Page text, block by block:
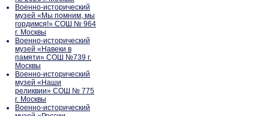
Военно-исторический
музей «Мы помним, мы
гордимся!» СОШ № 964
г. Москвы
Военно-исторический
музей «Навеки в
памяти» СОШ №739 г.
Москвы
Военно-исторический
музей «Наши
реликвии» СОШ № 775
г. Москвы
Военно-исторический